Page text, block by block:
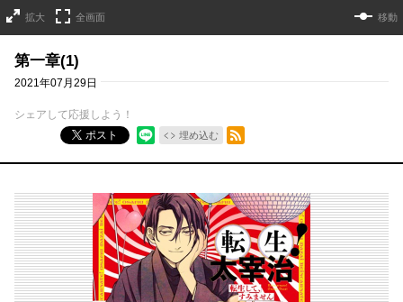
拡大 全画面 移動
第一章(1)
2021年07月29日
シェアして応援しよう！
ポスト
埋め込む
RSSフィード